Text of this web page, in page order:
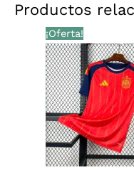
Productos
¡Oferta!
El
precio
original
era:
€28,00.
es: